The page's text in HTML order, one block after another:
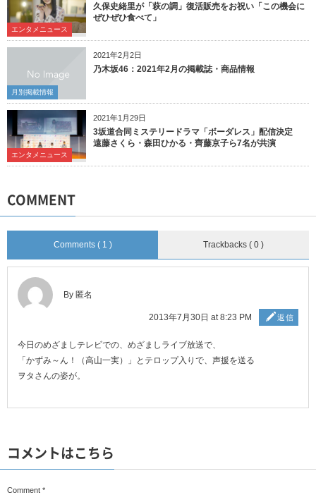
エンタメニュース
久保史緒里が「萩の調」復活販売をお祝い「この機会に
ぜひぜひ食べて」
2021年2月2日
月別掲載情報
乃木坂46：2021年2月の掲載誌・商品情報
2021年1月29日
エンタメニュース
3坂道合同ミステリードラマ「ボーダレス」配信決定
遠藤さくら・森田ひかる・齊藤京子ら7名が共演
COMMENT
Comments ( 1 ) Trackbacks ( 0 )
By 匿名
2013年7月30日 at 8:23 PM 返信
今日のめざましテレビでの、めざましライブ放送で、
「かずみ～ん！（高山一実）」とテロップ入りで、声援を送る
ヲタさんの姿が。
コメントはこちら
Comment *